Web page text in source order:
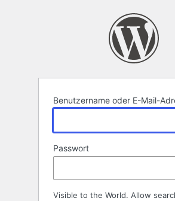
Benutzername oder E-Mail-
Passwort
Visible to the World. Allow